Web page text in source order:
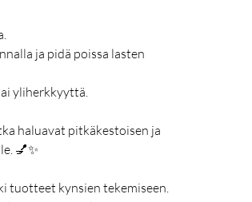
ja pidä poissa lasten
yliherkkyyttä.
haluavat pitkäkestoisen ja
💅✨
tuotteet kynsien tekemiseen.